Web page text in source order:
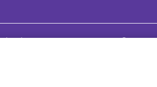
Seuraa